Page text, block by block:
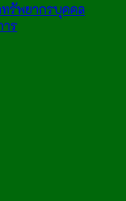
รัพยากรบุคคล
าร